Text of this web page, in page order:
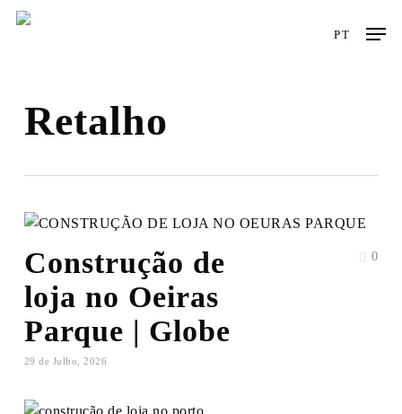
Skip
PT
Retalho
Construção de
loja no Oeiras
Parque | Globe
29 de Julho, 2026
0